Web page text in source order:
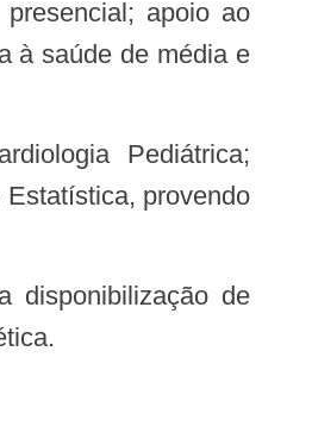
apoio ao
à saúde de média e
provendo